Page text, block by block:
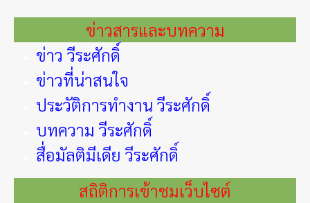
ข่าวสารและบทความ
ข่าว วีระศักดิ์
ข่าวที่น่าสนใจ
ประวัติการทำงาน วีระศักดิ์
บทความ วีระศักดิ์
สื่อมัลติมีเดีย วีระศักดิ์
สถิติการเข้าชมเว็บไซต์